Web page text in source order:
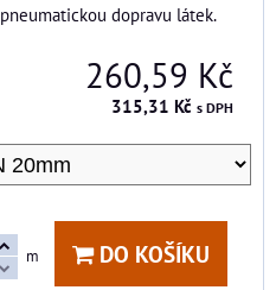
dopravu látek.
260,59 Kč
315,31 Kč s DPH
m DO KOŠÍKU